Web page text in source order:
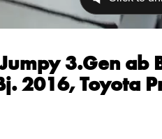
3.Gen ab
2016, Toyota